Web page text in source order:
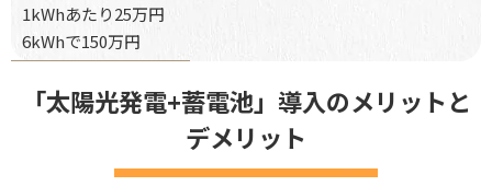
1kWhあたり25万円
6kWhで150万円
「太陽光発電+蓄電池」導入のメリットと
デメリット